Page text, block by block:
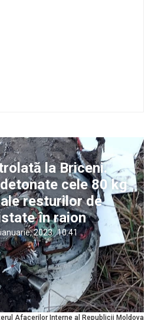
Afacerilor Interne al Republicii Moldova
la Briceni.
cele 80 kg
resturilor de
în raion
2023 10:41